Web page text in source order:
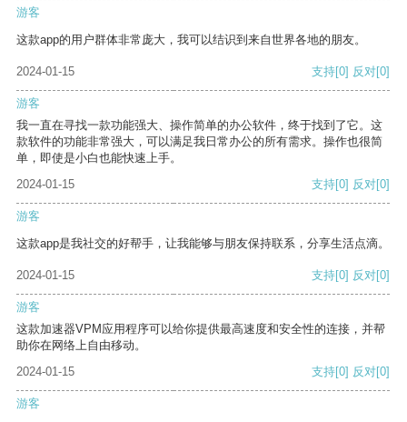
游客
这款app的用户群体非常庞大，我可以结识到来自世界各地的朋友。
2024-01-15 支持[0] 反对[0]
游客
我一直在寻找一款功能强大、操作简单的办公软件，终于找到了它。这
款软件的功能非常强大，可以满足我日常办公的所有需求。操作也很简
单，即使是小白也能快速上手。
2024-01-15
支持[0] 反对[0]
游客
这款app是我社交的好帮手，让我能够与朋友保持联系，分享生活点滴。
2024-01-15 支持[0] 反对[0]
游客
这款加速器VPM应用程序可以给你提供最高速度和安全性的连接，并帮
助你在网络上自由移动。
2024-01-15
支持[0] 反对[0]
游客